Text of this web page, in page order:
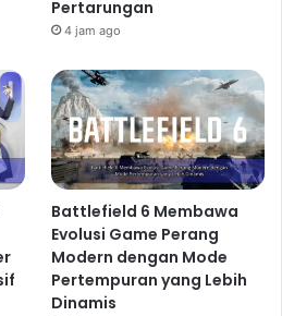
Pertarungan
4 jam ago
Battlefield 6 Membawa
Evolusi Game Perang
Modern dengan Mode
Pertempuran yang Lebih
Dinamis